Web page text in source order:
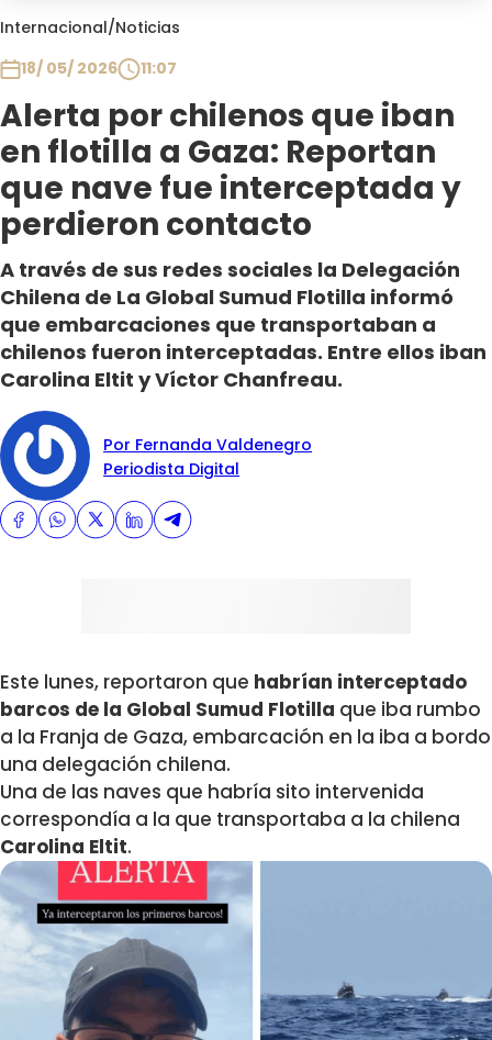
Internacional/Noticias
18/ 05/ 2026
11:07
Alerta por chilenos que iban
en flotilla a Gaza: Reportan
que nave fue interceptada y
perdieron contacto
A través de sus redes sociales la Delegación
Chilena de La Global Sumud Flotilla informó
que embarcaciones que transportaban a
chilenos fueron interceptadas. Entre ellos iban
Carolina Eltit y Víctor Chanfreau.
Por Fernanda Valdenegro
Periodista Digital
Este lunes, reportaron que habrían interceptado
barcos de la Global Sumud Flotilla que iba rumbo
a la Franja de Gaza, embarcación en la iba a bordo
una delegación chilena.
Una de las naves que habría sito intervenida
correspondía a la que transportaba a la chilena
Carolina Eltit.
Club De La Comedia
Plan Perfecto
El Tiempo
Sabingo
Todos Los Programas